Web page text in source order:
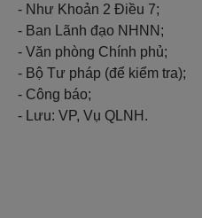
- Như Khoản 2 Điều 7;
- Ban Lãnh đạo NHNN;
- Văn phòng Chính phủ;
- Bộ Tư pháp (để kiểm tra);
- Công báo;
- Lưu: VP, Vụ QLNH.